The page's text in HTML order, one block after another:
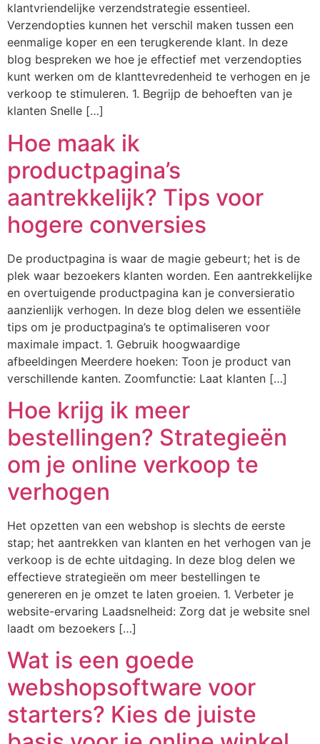
klantvriendelijke verzendstrategie essentieel.
Verzendopties kunnen het verschil maken tussen een
eenmalige koper en een terugkerende klant. In deze
blog bespreken we hoe je effectief met verzendopties
kunt werken om de klanttevredenheid te verhogen en je
verkoop te stimuleren. 1. Begrijp de behoeften van je
klanten Snelle […]
Hoe maak ik
productpagina’s
aantrekkelijk? Tips voor
hogere conversies
De productpagina is waar de magie gebeurt; het is de
plek waar bezoekers klanten worden. Een aantrekkelijke
en overtuigende productpagina kan je conversieratio
aanzienlijk verhogen. In deze blog delen we essentiële
tips om je productpagina’s te optimaliseren voor
maximale impact. 1. Gebruik hoogwaardige
afbeeldingen Meerdere hoeken: Toon je product van
verschillende kanten. Zoomfunctie: Laat klanten […]
Hoe krijg ik meer
bestellingen? Strategieën
om je online verkoop te
verhogen
Het opzetten van een webshop is slechts de eerste
stap; het aantrekken van klanten en het verhogen van je
verkoop is de echte uitdaging. In deze blog delen we
effectieve strategieën om meer bestellingen te
genereren en je omzet te laten groeien. 1. Verbeter je
website-ervaring Laadsnelheid: Zorg dat je website snel
laadt om bezoekers […]
Wat is een goede
webshopsoftware voor
starters? Kies de juiste